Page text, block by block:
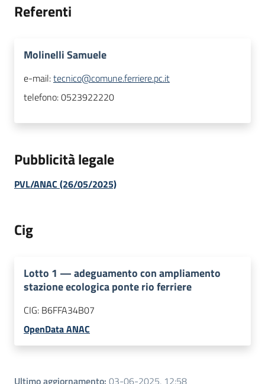
Referenti
Molinelli Samuele
e-mail:tecnico@comune.ferriere.pc.it
telefono:0523922220
Pubblicità legale
PVL/ANAC (26/05/2025)
Cig
Lotto 1 —adeguamento con ampliamento
stazione ecologica ponte rio ferriere
CIG: B6FFA34B07
OpenData ANAC